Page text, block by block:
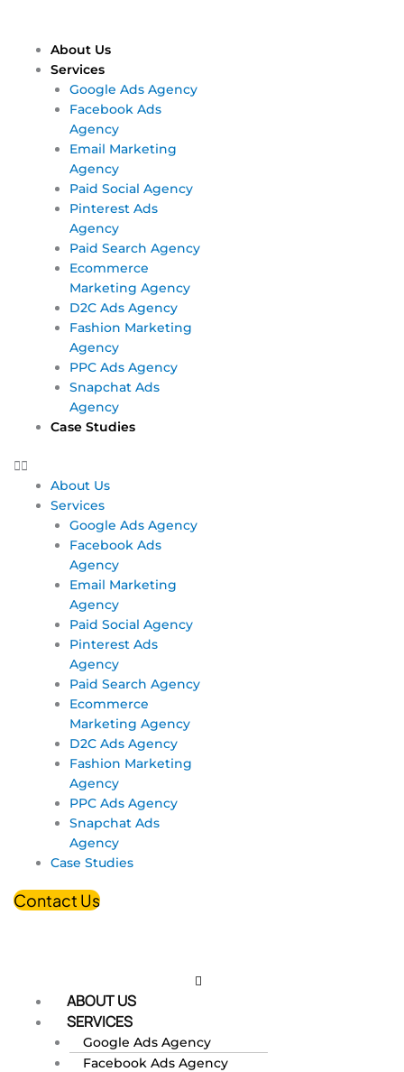
content
About Us
Services
Google Ads Agency
Facebook Ads
Agency
Email Marketing
Agency
Paid Social Agency
Pinterest Ads
Agency
Paid Search Agency
Ecommerce
Marketing Agency
D2C Ads Agency
Fashion Marketing
Agency
PPC Ads Agency
Snapchat Ads
Agency
Case Studies
About Us
Services
Google Ads Agency
Facebook Ads
Agency
Email Marketing
Agency
Paid Social Agency
Pinterest Ads
Agency
Paid Search Agency
Ecommerce
Marketing Agency
D2C Ads Agency
Fashion Marketing
Agency
PPC Ads Agency
Snapchat Ads
Agency
Case Studies
Contact Us
ABOUT US
SERVICES
Google Ads Agency
Facebook Ads Agency